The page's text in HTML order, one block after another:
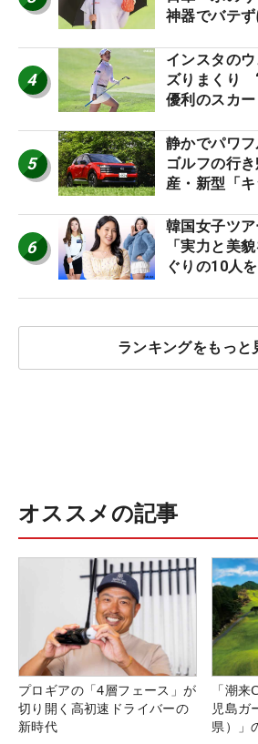
神器でバテ
4
インスタの
ズりまくり
優利のスカ
5
静かでパワ
ゴルフの行
産・新型「
6
韓国女子ツア
「実力と美
ぐりの10人
ランキングをもっと
オススメの記事
プロギアの「4層フェース」が
切り開く高初速ドライバーの
新時代
「潮
児島ガ
県）」